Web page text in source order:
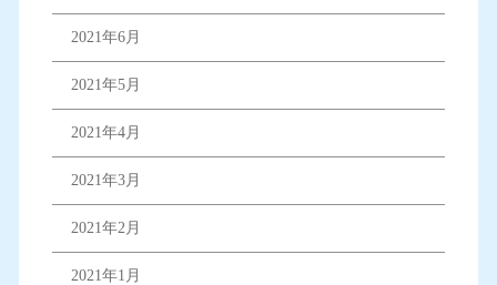
2021年6月
2021年5月
2021年4月
2021年3月
2021年2月
2021年1月